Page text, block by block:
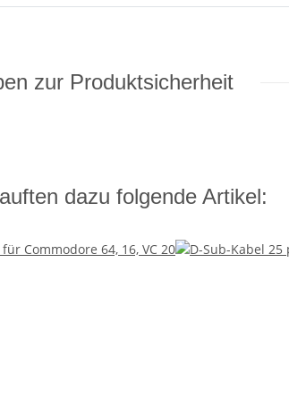
zur Produktsicherheit
dazu folgende Artikel: